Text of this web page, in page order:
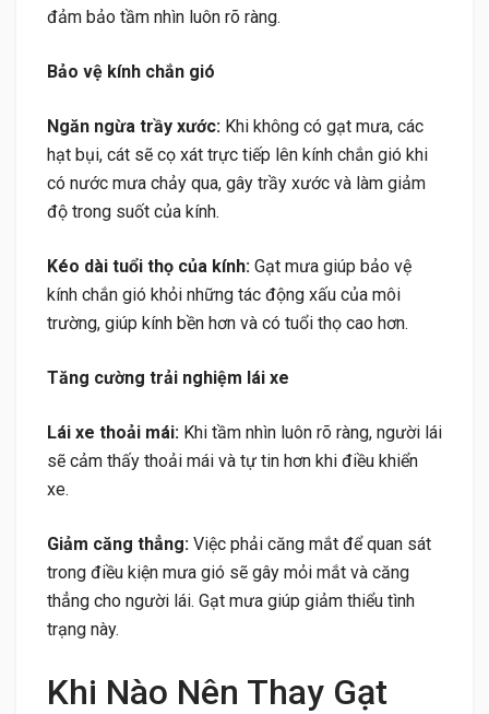
đảm bảo tầm nhìn luôn rõ ràng.
Bảo vệ kính chắn gió
Ngăn ngừa trầy xước: Khi không có gạt mưa, các
hạt bụi, cát sẽ cọ xát trực tiếp lên kính chắn gió khi
có nước mưa chảy qua, gây trầy xước và làm giảm
độ trong suốt của kính.
Kéo dài tuổi thọ của kính: Gạt mưa giúp bảo vệ
kính chắn gió khỏi những tác động xấu của môi
trường, giúp kính bền hơn và có tuổi thọ cao hơn.
Tăng cường trải nghiệm lái xe
Lái xe thoải mái: Khi tầm nhìn luôn rõ ràng, người lái
sẽ cảm thấy thoải mái và tự tin hơn khi điều khiển
xe.
Giảm căng thẳng: Việc phải căng mắt để quan sát
trong điều kiện mưa gió sẽ gây mỏi mắt và căng
thẳng cho người lái. Gạt mưa giúp giảm thiểu tình
trạng này.
Khi Nào Nên Thay Gạt